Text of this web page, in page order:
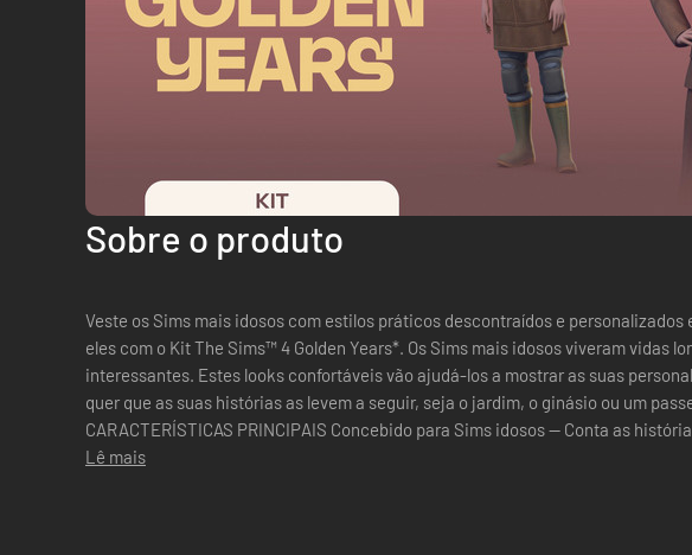
Sobre o produto
Veste os Sims mais idosos com estilos práticos descontraídos e personalizados
eles com o Kit The Sims™ 4 Golden Years*. Os Sims mais idosos viveram vidas
interessantes. Estes looks confortáveis vão ajudá-los a mostrar as suas
quer que as suas histórias as levem a seguir, seja o jardim, o ginásio ou um
CARACTERÍSTICAS PRINCIPAIS Concebido para Sims idosos — Conta as histórias dos Sims mais
idosos com roupa personaliz...
Lê mais